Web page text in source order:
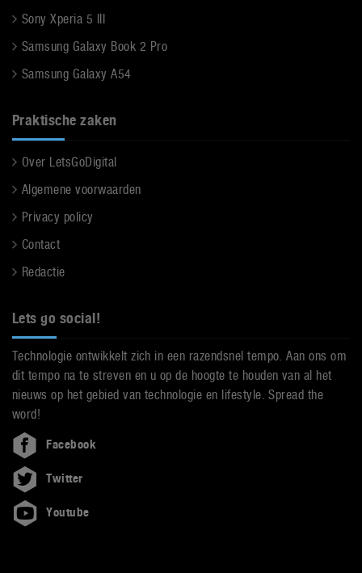
Sony Xperia 5 III
Samsung Galaxy Book 2 Pro
Samsung Galaxy A54
Praktische zaken
Over LetsGoDigital
Algemene voorwaarden
Privacy policy
Contact
Redactie
Lets go social!
Technologie ontwikkelt zich in een razendsnel tempo. Aan ons om
dit tempo na te streven en u op de hoogte te houden van al het
nieuws op het gebied van technologie en lifestyle. Spread the
word!
Facebook
Twitter
Youtube